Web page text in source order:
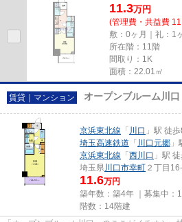
11.3万円
(管理費・共益費
敷：0ヶ月｜礼：1
所在階：11階
間取り：1K
面積：22.01㎡
賃貸｜マンション オープンブルーム川口
京浜東北線 「 川口 」駅 徒
埼玉高速鉄道 「 川口元郷
京浜東北線 「 西川口 」駅
埼玉県川口市幸町 ２丁目
11.6万円
築年数：築4年 ｜募集中：
階数：14階建